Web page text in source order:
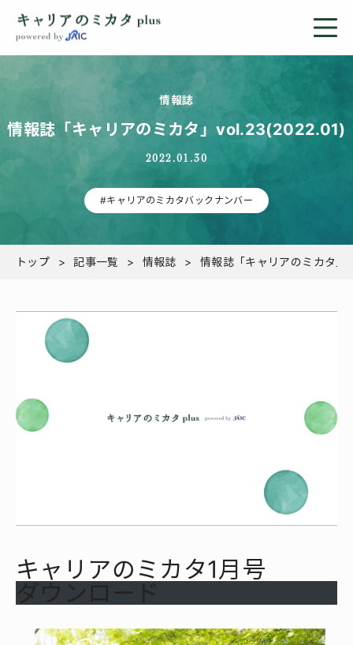
情報誌
情報誌「キャリアのミカタ」vol.23(2022.01)
2022.01.30
#キャリアのミカタバックナンバー
トップ 記事一覧 情報誌 情報誌「キャリアのミカタ
キャリアのミカタ1月号
ダウンロード